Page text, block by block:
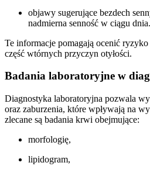
objawy sugerujące bezdech
nadmierna senność w ciągu dnia.
Te informacje pomagają ocenić
część wtórnych przyczyn otyłości.
Badania laboratoryjne w
Diagnostyka laboratoryjna pozwala
oraz zaburzenia, które wpływają na
zlecane są badania krwi obejmujące:
morfologię,
lipidogram,